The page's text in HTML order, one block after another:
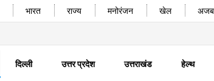
भारत राज्य मनोरंजन खेल
दिल्ली उत्तर प्रदेश उत्तराखंड हेल्थ